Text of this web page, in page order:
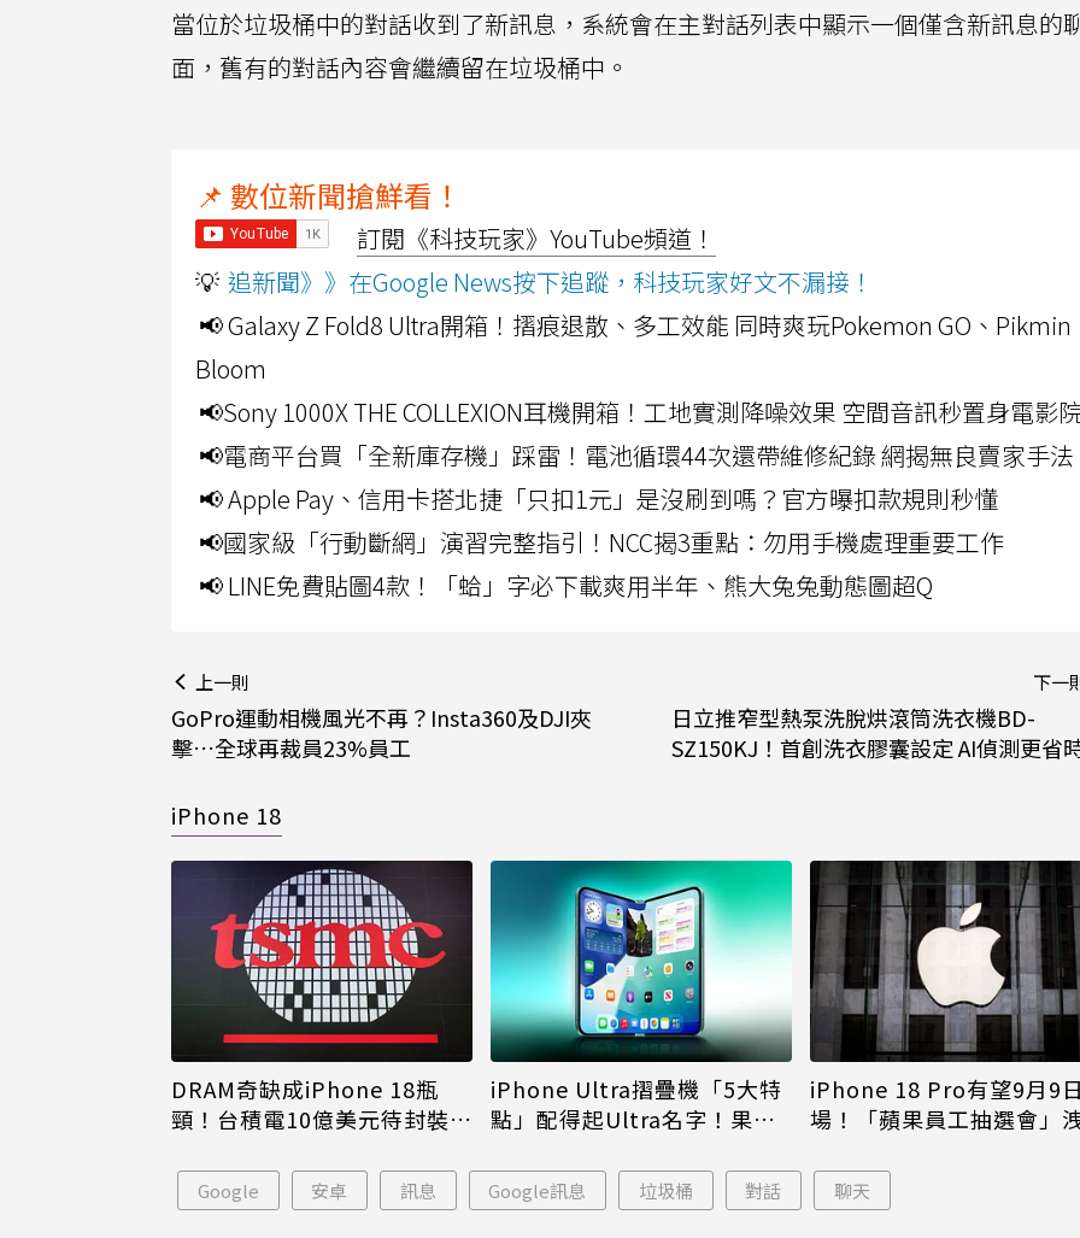
當位於垃圾桶中的對話收到了新訊息，系統會在主對話列表中顯示一個僅含新訊息的
面，舊有的對話內容會繼續留在垃圾桶中。
📌 數位新聞搶鮮看！
訂閱《科技玩家》YouTube頻道！
💡 追新聞》》在Google News按下追蹤，科技玩家好文不漏接！
📢 Galaxy Z Fold8 Ultra開箱！摺痕退散、多工效能 同時爽玩Pokemon GO、Pikmin
Bloom
📢Sony 1000X THE COLLEXION耳機開箱！工地實測降噪效果 空間音訊秒置身電影
📢電商平台買「全新庫存機」踩雷！電池循環44次還帶維修紀錄 網揭無良賣家手法
📢 Apple Pay、信用卡搭北捷「只扣1元」是沒刷到嗎？官方曝扣款規則秒懂
📢國家級「行動斷網」演習完整指引！NCC揭3重點：勿用手機處理重要工作
📢 LINE免費貼圖4款！「蛤」字必下載爽用半年、熊大兔兔動態圖超Q
上一則
GoPro運動相機風光不再？Insta360及DJI夾
擊…全球再裁員23%員工
下一
日立推窄型熱泵洗脫烘滾筒洗衣機BD-
SZ150KJ！首創洗衣膠囊設定 AI偵測更省
iPhone 18
DRAM奇缺成iPhone 18瓶
頸！台積電10億美元待封裝晶
iPhone Ultra摺疊機「5大特
點」配得起Ultra名字！果粉
iPhone 18 Pro有望9月9
場！「蘋果員工抽選會」
Google 安卓 訊息 Google訊息 垃圾桶 對話 聊天